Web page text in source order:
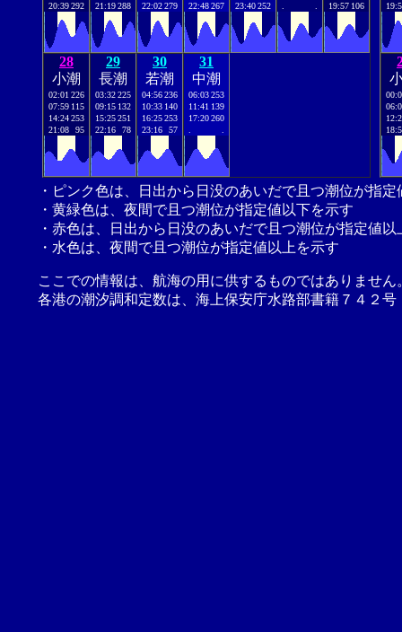
20:39292
21:19288
22:02279
22:48267
23:40252
19:57 106
28
小潮
02:01 226
07:59 115
14:24253
21:08
95
29
長潮
03:32225
09:15 132
15:25251
22:16
78
30
若潮
04:56236
10:33 140
16:25253
23:16
57
31
中潮
06:03253
11:41 139
17:20260
・ピンク色は、日出から日没のあいだで且つ潮位が指
・黄緑色は、夜間で且つ潮位が指定値以下を示す
・赤色は、日出から日没のあいだで且つ潮位が指定値以
・水色は、夜間で且つ潮位が指定値以上を示す
ここでの情報は、航海の用に供するものではありませ
各港の潮汐調和定数は、海上保安庁水路部書籍７４２